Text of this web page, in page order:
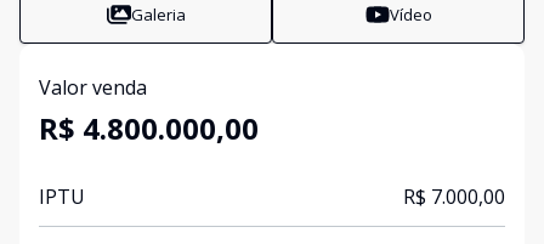
Galeria Vídeo
Valor venda
R$ 4.800.000,00
IPTU R$ 7.000,00